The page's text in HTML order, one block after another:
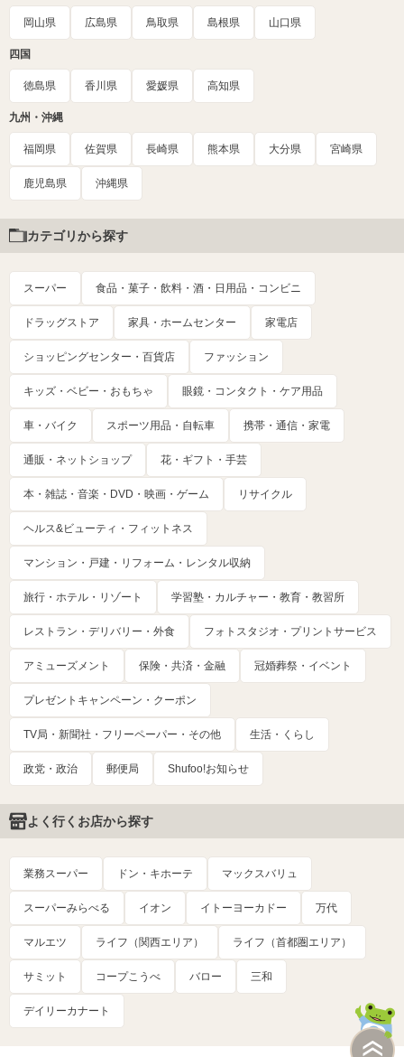
岡山県 広島県 鳥取県 島根県 山口県
四国
徳島県 香川県 愛媛県 高知県
九州・沖縄
福岡県 佐賀県 長崎県 熊本県 大分県 宮崎県
鹿児島県 沖縄県
カテゴリから探す
スーパー 食品・菓子・飲料・酒・日用品・コンビニ
ドラッグストア 家具・ホームセンター 家電店
ショッピングセンター・百貨店 ファッション
キッズ・ベビー・おもちゃ 眼鏡・コンタクト・ケア用品
車・バイク スポーツ用品・自転車 携帯・通信・家電
通販・ネットショップ 花・ギフト・手芸
本・雑誌・音楽・DVD・映画・ゲーム リサイクル
ヘルス&ビューティ・フィットネス
マンション・戸建・リフォーム・レンタル収納
旅行・ホテル・リゾート 学習塾・カルチャー・教育・教習所
レストラン・デリバリー・外食 フォトスタジオ・プリントサービス
アミューズメント 保険・共済・金融 冠婚葬祭・イベント
プレゼントキャンペーン・クーポン
TV局・新聞社・フリーペーパー・その他 生活・くらし
政党・政治 郵便局 Shufoo!お知らせ
よく行くお店から探す
業務スーパー ドン・キホーテ マックスバリュ
スーパーみらべる イオン イトーヨーカドー 万代
マルエツ ライフ（関西エリア） ライフ（首都圏エリア）
サミット コープこうべ バロー 三和
デイリーカナート